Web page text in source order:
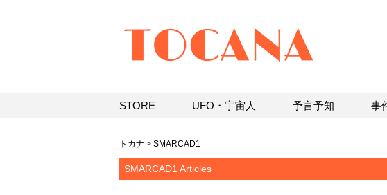
トカナ > SMARCAD1
SMARCAD1 Articles
STORE UFO・宇宙人 予言予知 事